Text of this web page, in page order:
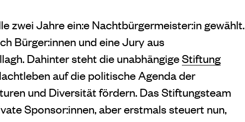
zwei Jahre ein:e Nachtbürgermeister:in gewählt.
Bürger:innen und eine Jury aus
Dahinter steht die unabhängigeStiftung
auf die politische Agenda der
und Diversität fördern. Das Stiftungsteam
Sponsor:innen, aber erstmals steuert nun,